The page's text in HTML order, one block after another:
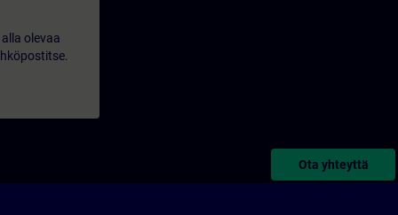
olevaa
Ota yhteyttä